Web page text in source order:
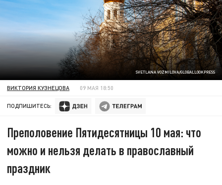
SVETLANA VOZMILOVA/GLOBALLOOKPRESS
ВИКТОРИЯ КУЗНЕЦОВА 09 МАЯ 18:50
ПОДПИШИТЕСЬ:
Преполовение Пятидесятницы 10 мая: что
можно и нельзя делать в православный
праздник